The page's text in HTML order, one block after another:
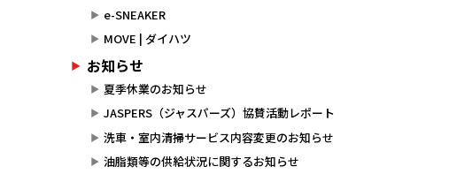
e-SNEAKER
MOVE | ダイハツ
お知らせ
夏季休業のお知らせ
JASPERS（ジャスパーズ）協賛活動レポート
洗車・室内清掃サービス内容変更のお知らせ
油脂類等の供給状況に関するお知らせ